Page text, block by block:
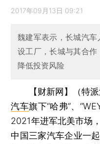
2017年09月13日 09:21
魏建军表示，长城汽
设工厂，长城与其合
降低投资风险
【财新网】（特
汽车旗下“哈弗”、
2021年进军北美市场
中国三家汽车企业一